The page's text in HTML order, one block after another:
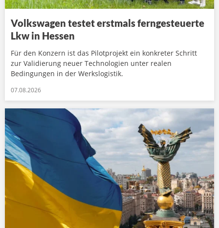
Volkswagen testet erstmals ferngesteuerte
Lkw in Hessen
Für den Konzern ist das Pilotprojekt ein konkreter Schritt
zur Validierung neuer Technologien unter realen
Bedingungen in der Werkslogistik.
07.08.2026